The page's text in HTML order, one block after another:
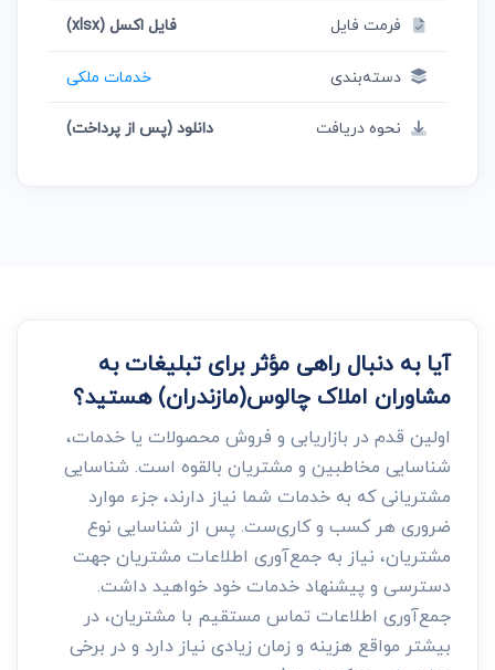
فرمت فایل
فایل اکسل (xlsx)
دسته‌بندی
خدمات ملکی
نحوه دریافت
دانلود (پس از پرداخت)
آیا به دنبال راهی مؤثر برای تبلیغات به
مشاوران املاک چالوس(مازندران) هستید؟
اولین قدم در بازاریابی و فروش محصولات یا خدمات،
شناسایی مخاطبین و مشتریان بالقوه است. شناسایی
مشتریانی که به خدمات شما نیاز دارند، جزء موارد
ضروری هر کسب و کاری‌ست. پس از شناسایی نوع
مشتریان، نیاز به جمع‌آوری اطلاعات مشتریان جهت
دسترسی و پیشنهاد خدمات خود خواهید داشت.
جمع‌آوری اطلاعات تماس مستقیم با مشتریان، در
بیشتر مواقع هزینه و زمان زیادی نیاز دارد و در برخی